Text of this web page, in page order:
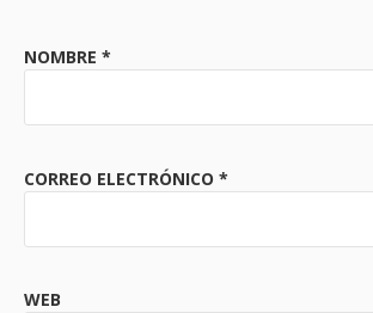
NOMBRE *
CORREO ELECTRÓNICO *
WEB